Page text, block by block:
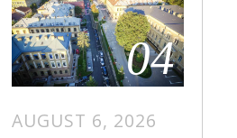
04
AUGUST 6, 2026